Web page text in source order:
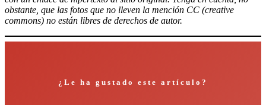
obstante, que las fotos que no lleven la mención CC (creative
commons) no están libres de derechos de autor.
¿Le ha gustado este artículo?